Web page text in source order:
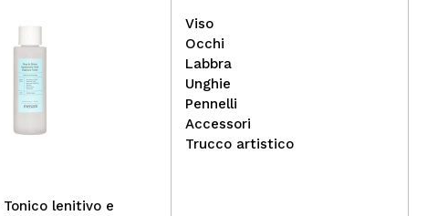
Tonico lenitivo e
Real Techniques - Mini set
di pennelli Travel Fantasy
Viso
Occhi
Labbra
Unghie
Pennelli
Accessori
Trucco artistico